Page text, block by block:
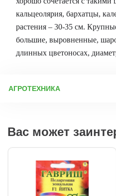
кальцеолярия, бархатцы,
растения – 30-35 см.
большие, выровненные,
длинных цветоносах,
АГРОТЕХНИКА
целебным свойствам,
цветоводов, но и ландшафтных
пеларгония давно поселилась
Однако она отлично
радуя пышным цветением все
ценят ее за универсальность:
Вас может